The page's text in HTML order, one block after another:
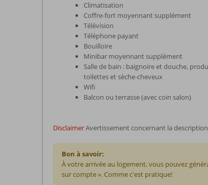
Climatisation
Coffre-fort moyennant supplément
Télévision
Téléphone payant
Bouilloire
Minibar moyennant supplément
Salle de bain : baignoire et douche,
toilettes et sèche-cheveux
Wifi
Balcon ou terrasse (avec coin salon)
DisclaimerAvertissement concernant la
Bon à savoir:
À votre arrivée au logement, vous pouvez
sur compte ». Comme c'est pratique!